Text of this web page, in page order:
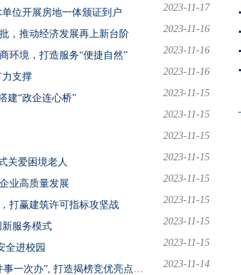
2023-11-17
位开展房地一体颁证到户
2023-11-16
，推动经济发展再上新台阶
2023-11-16
环境，打造服务“便捷自然”
2023-11-16
支撑
2023-11-15
建“政企连心桥”
2023-11-15
2023-11-15
2023-11-15
关爱困境老人
2023-11-15
业高质量发展
2023-11-15
打赢建筑许可指标攻坚战
2023-11-15
新服务模式
2023-11-15
全进校园
2023-11-14
【优化营商环境】辰溪县政务服务中心：升级“一件事一次办”, 打造揭榜竞优亮点工作